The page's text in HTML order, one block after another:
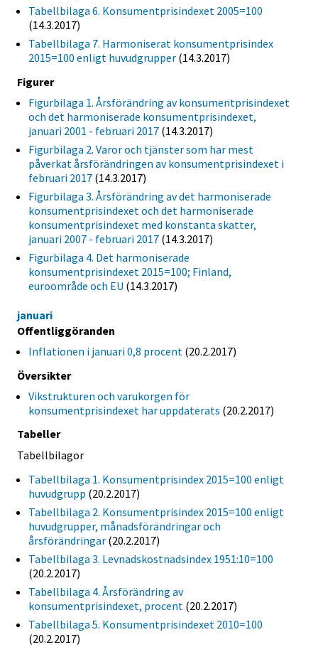
Tabellbilaga 6. Konsumentprisindexet 2005=100
(14.3.2017)
Tabellbilaga 7. Harmoniserat konsumentprisindex
2015=100 enligt huvudgrupper (14.3.2017)
Figurer
Figurbilaga 1. Årsförändring av konsumentprisindexet
och det harmoniserade konsumentprisindexet,
januari 2001 - februari 2017 (14.3.2017)
Figurbilaga 2. Varor och tjänster som har mest
påverkat årsförändringen av konsumentprisindexet i
februari 2017 (14.3.2017)
Figurbilaga 3. Årsförändring av det harmoniserade
konsumentprisindexet och det harmoniserade
konsumentprisindexet med konstanta skatter,
januari 2007 - februari 2017 (14.3.2017)
Figurbilaga 4. Det harmoniserade
konsumentprisindexet 2015=100; Finland,
euroområde och EU (14.3.2017)
januari
Offentliggöranden
Inflationen i januari 0,8 procent (20.2.2017)
Översikter
Vikstrukturen och varukorgen för
konsumentprisindexet har uppdaterats (20.2.2017)
Tabeller
Tabellbilagor
Tabellbilaga 1. Konsumentprisindex 2015=100 enligt
huvudgrupp (20.2.2017)
Tabellbilaga 2. Konsumentprisindex 2015=100 enligt
huvudgrupper, månadsförändringar och
årsförändringar (20.2.2017)
Tabellbilaga 3. Levnadskostnadsindex 1951:10=100
(20.2.2017)
Tabellbilaga 4. Årsförändring av
konsumentprisindexet, procent (20.2.2017)
Tabellbilaga 5. Konsumentprisindexet 2010=100
(20.2.2017)